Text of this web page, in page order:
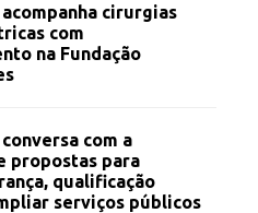
cirurgias
com
na Fundação
com a
propostas para
qualificação
serviços públicos